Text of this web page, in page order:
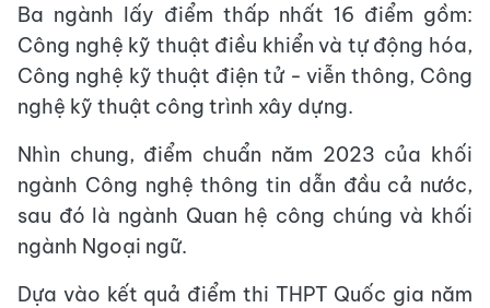
Ba ngành lấy điểm thấp nhất 16 điểm gồm:
Công nghệ kỹ thuật điều khiển và tự động hóa,
Công nghệ kỹ thuật điện tử - viễn thông, Công
nghệ kỹ thuật công trình xây dựng.
Nhìn chung, điểm chuẩn năm 2023 của khối
ngành Công nghệ thông tin dẫn đầu cả nước,
sau đó là ngành Quan hệ công chúng và khối
ngành Ngoại ngữ.
Dựa vào kết quả điểm thi THPT Quốc gia năm